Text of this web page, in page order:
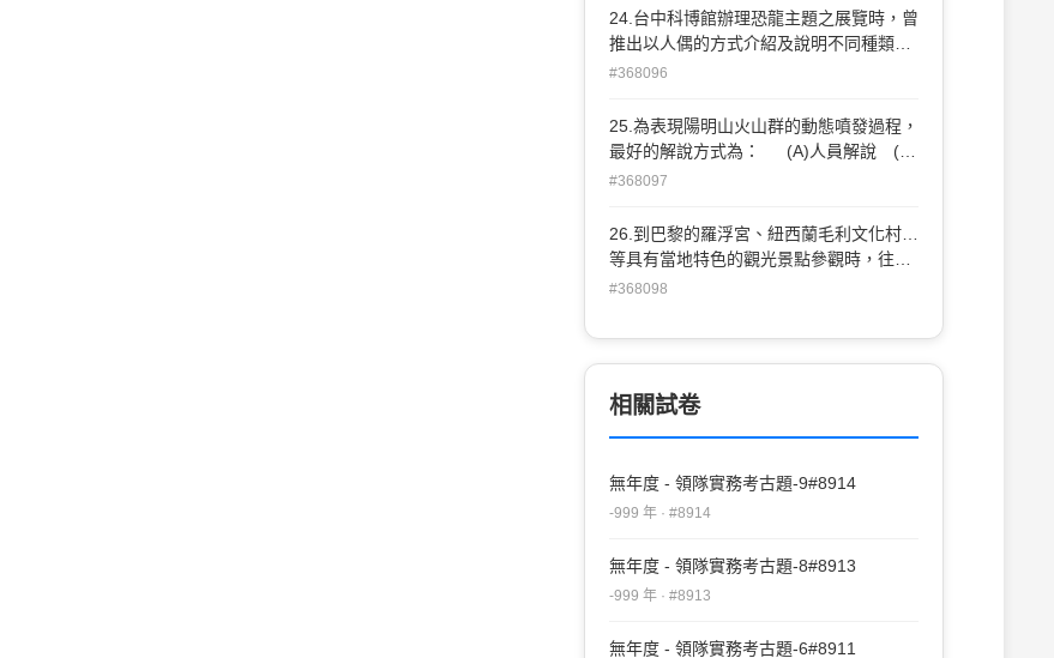
力 (B)估價的技巧 (C)滔滔不絕的口
才 (D)對國外觀光資源有一定程度的了
24.台中科博館辦理恐龍主題之展覽時，曾
推出以人偶的方式介紹及說明不同種類之
恐龍 習性，這是屬於何種型態的解說？
場 (D)活動引導
#368096
25.為表現陽明山火山群的動態噴發過程，
最好的解說方式為： (A)人員解說 (B)
解說出版品 (C)標誌標示 (D)視聽多媒
#368097
26.到巴黎的羅浮宮、紐西蘭毛利文化村…
等具有當地特色的觀光景點參觀時，往往
會有 對該景點的文物特色十分專業的人員
說，請問這是屬於下列哪一種類的導遊？
(A)市區導遊 (B)定點導遊 (C)全程導
#368098
相關試卷
無年度 - 領隊實務考古題-9#8914
-999 年 · #8914
無年度 - 領隊實務考古題-8#8913
-999 年 · #8913
無年度 - 領隊實務考古題-6#8911